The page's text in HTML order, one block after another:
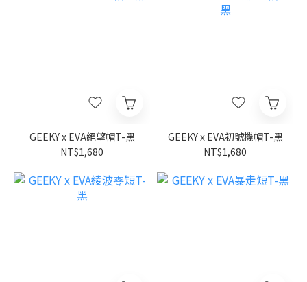
GEEKY x EVA絕望帽T-黑
NT$1,680
GEEKY x EVA初號機帽T-黑
NT$1,680